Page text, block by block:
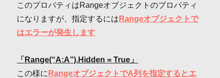
このプロパティはRangeオブジェクトのプロパティ
になりますが、指定するには Rangeオブジェクトで
はエラーが発生します
「Range(“A:A”).Hidden = True」
この様に RangeオブジェクトでA列を指定するとエ